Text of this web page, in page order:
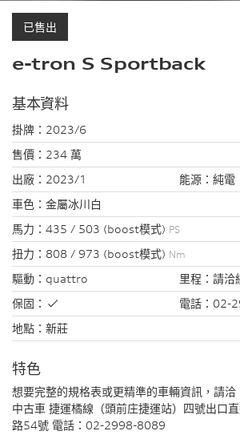
已售出
e-tron S Sportback
基本資料
掛牌： 2023/6
售價： 234 萬
出廠： 2023/1 能源： 純電
車色： 金屬冰川白
馬力： 435 / 503 (boost模式) PS
扭力： 808 / 973 (boost模式) Nm
驅動： quattro 里程： 請洽
保固：
電話： 02-
地點： 新莊
特色
想要完整的規格表或更精準的車輛資訊，請
中古車 捷運橘線（頭前庄捷運站）四號出口
路54號 電話：02-2998-8089